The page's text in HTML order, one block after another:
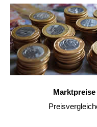
Marktpreise